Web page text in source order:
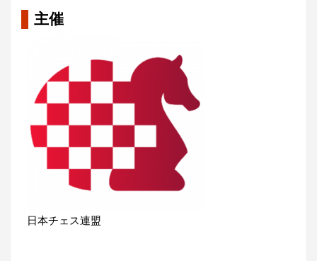
主催
日本チェス連盟